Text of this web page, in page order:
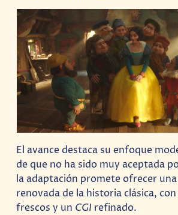
El avance destaca su enfoque
de que no ha sido muy aceptada
la adaptación promete ofrecer
renovada de la historia clásica,
frescos y un CGI refinado.